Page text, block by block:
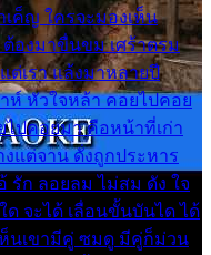
เค็ญ ใครจะมองเห็น
ต้องมาขื่นขม เศร้าตรม
ต่เรา แล้งมาหลายปี
ห์ หัวใจหล้า คอยไปคอย
ปคอยมา คือหน้าที่เก่า
แต่จาน ดั่งถูกประหาร
รัก ลอยลม ไม่สม ดัง ใจ
จะได้ เลื่อนขั้นบันได ได้
ห็นเขามีคู่ ซมดู มีคู่ก็ม่วน